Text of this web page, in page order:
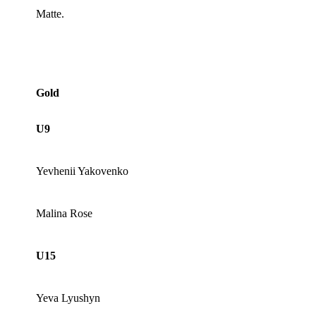
Matte.
Gold
U9
Yevhenii Yakovenko
Malina Rose
U15
Yeva Lyushyn